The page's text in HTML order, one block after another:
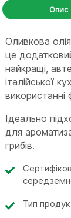
Опис
Оливкова
це
найкращі,
італійської
використанні
Ідеально
для
грибів.
Тип